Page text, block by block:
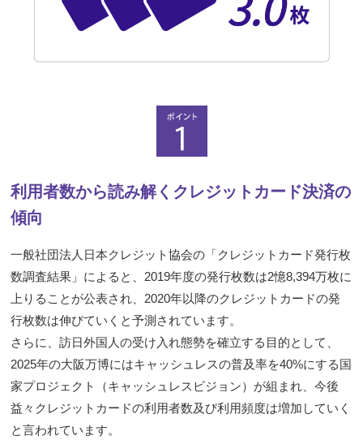
利用者数から読み解くクレジットカード決済の
傾向
一般社団法人日本クレジット協会の「クレジットカード発行枚
数調査結果」によると、2019年度の発行枚数は2憶8,394万枚に
上りることが公表され、2020年以降のクレジットカードの発
行枚数は伸びていくと予測されています。
さらに、訪日外国人の受け入れ態勢を確立する目的として、
2025年の大阪万博にはキャッシュレスの普及率を40%にする国
家プロジェクト（キャッシュレスビジョン）が組まれ、今後
益々クレジットカードの利用者数及び利用頻度は増加していく
と言われています。